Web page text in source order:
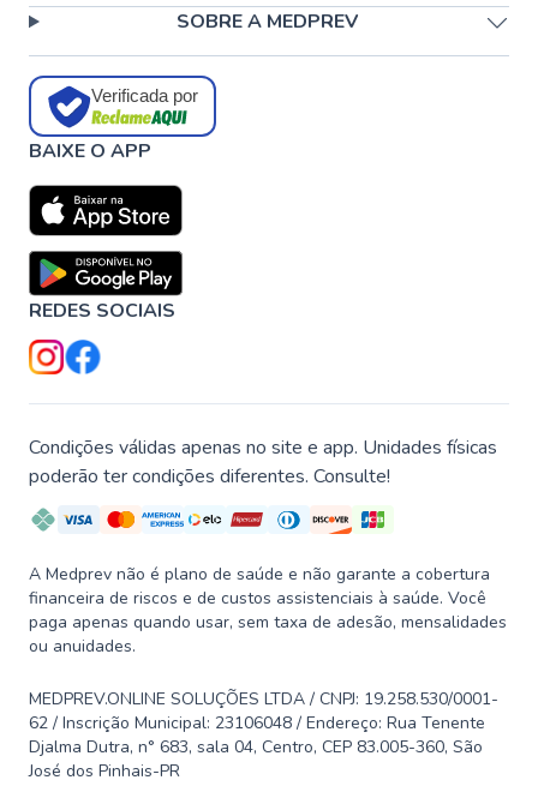
SOBRE A MEDPREV
Verificada por
BAIXE O APP
REDES SOCIAIS
Condições válidas apenas no site e app. Unidades físicas
poderão ter condições diferentes. Consulte!
A Medprev não é plano de saúde e não garante a cobertura
financeira de riscos e de custos assistenciais à saúde. Você
paga apenas quando usar, sem taxa de adesão, mensalidades
ou anuidades.
MEDPREV.ONLINE SOLUÇÕES LTDA / CNPJ: 19.258.530/0001-
62 / Inscrição Municipal: 23106048 / Endereço: Rua Tenente
Djalma Dutra, n° 683, sala 04, Centro, CEP 83.005-360, São
José dos Pinhais-PR